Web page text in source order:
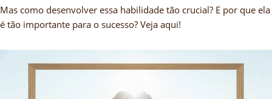
Mas como desenvolver essa habilidade tão crucial? E por que ela
é tão importante para o sucesso? Veja aqui!